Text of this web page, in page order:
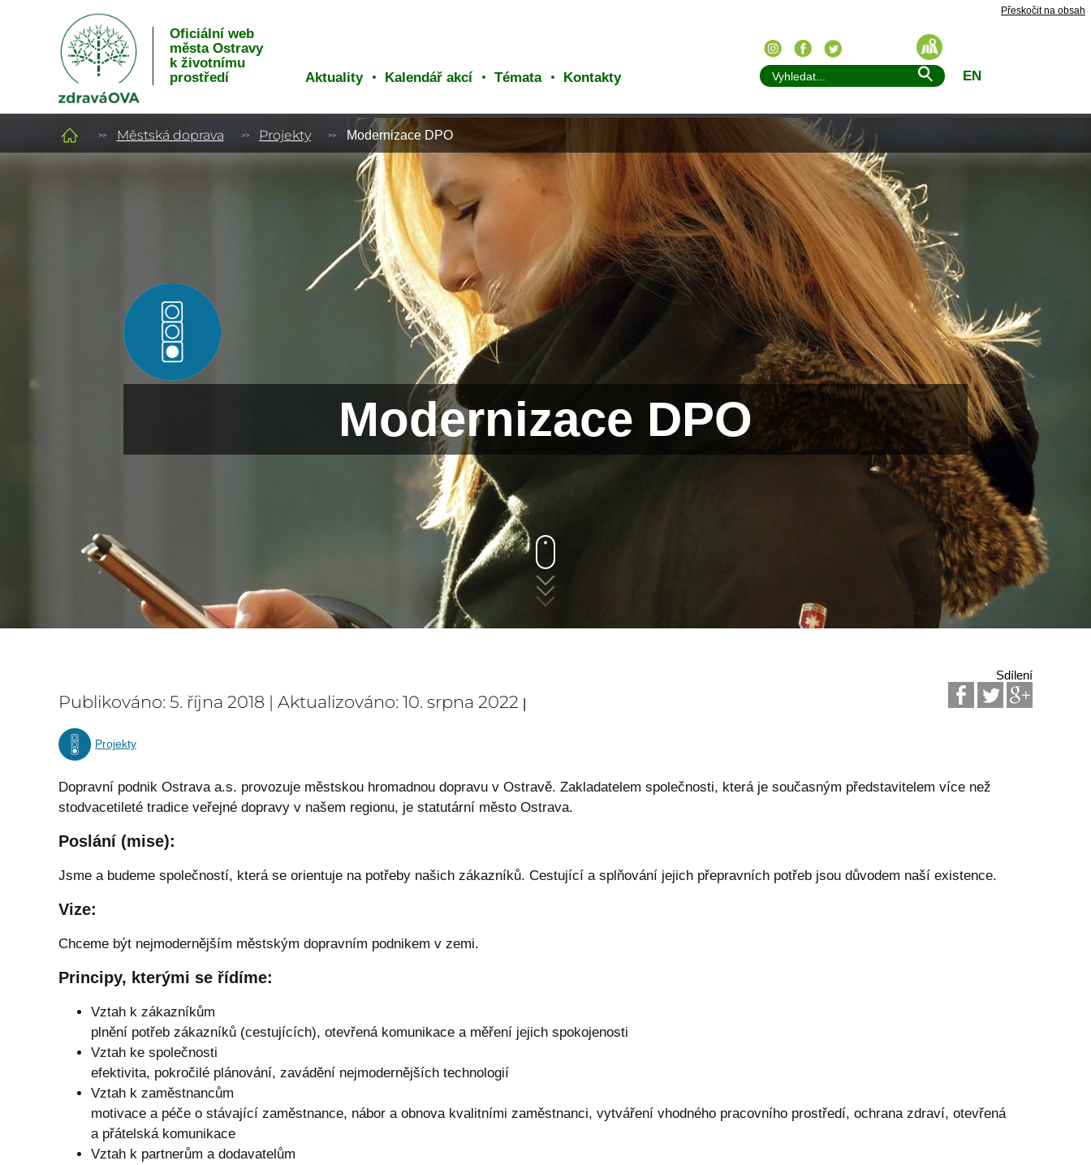
Přeskočit na obsah
Oficiální web
města Ostravy
k životnímu
prostředí
Aktuality Kalendář akcí Témata Kontakty EN
Městská doprava Projekty Modernizace DPO
Modernizace DPO
Sdílení
Publikováno: 5. října 2018 | Aktualizováno: 10. srpna 2022 |
Projekty
Dopravní podnik Ostrava a.s. provozuje městskou hromadnou dopravu v Ostravě. Zakladatelem společnosti, která je současným představitelem více než
stodvacetileté tradice veřejné dopravy v našem regionu, je statutární město Ostrava.
Poslání (mise):
Jsme a budeme společností, která se orientuje na potřeby našich zákazníků. Cestující a splňování jejich přepravních potřeb jsou důvodem naší existence.
Vize:
Chceme být nejmodernějším městským dopravním podnikem v zemi.
Principy, kterými se řídíme:
Vztah k zákazníkům
plnění potřeb zákazníků (cestujících), otevřená komunikace a měření jejich spokojenosti
Vztah ke společnosti
efektivita, pokročilé plánování, zavádění nejmodernějších technologií
Vztah k zaměstnancům
motivace a péče o stávající zaměstnance, nábor a obnova kvalitními zaměstnanci, vytváření vhodného pracovního prostředí, ochrana zdraví, otevřená
a přátelská komunikace
Vztah k partnerům a dodavatelům